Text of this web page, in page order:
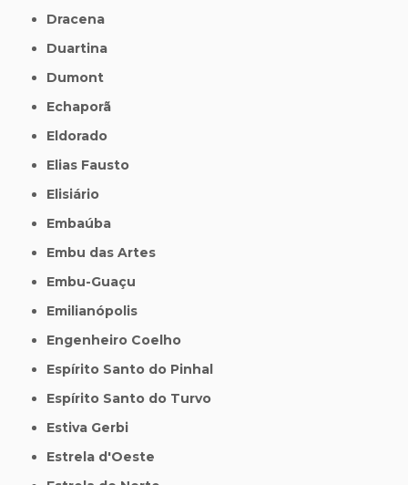
Dracena
Duartina
Dumont
Echaporã
Eldorado
Elias Fausto
Elisiário
Embaúba
Embu das Artes
Embu-Guaçu
Emilianópolis
Engenheiro Coelho
Espírito Santo do Pinhal
Espírito Santo do Turvo
Estiva Gerbi
Estrela d'Oeste